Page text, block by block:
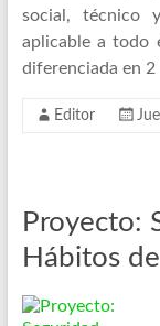
igualdad
de
oportunidades
sectores
con
recursos.
social, técnico
aplicable a todo
diferenciada en 2
Editor
Proyecto:
Hábitos